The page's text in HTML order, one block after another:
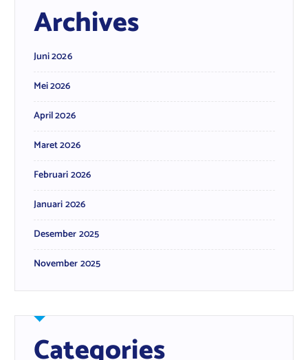
Archives
Juni 2026
Mei 2026
April 2026
Maret 2026
Februari 2026
Januari 2026
Desember 2025
November 2025
Categories